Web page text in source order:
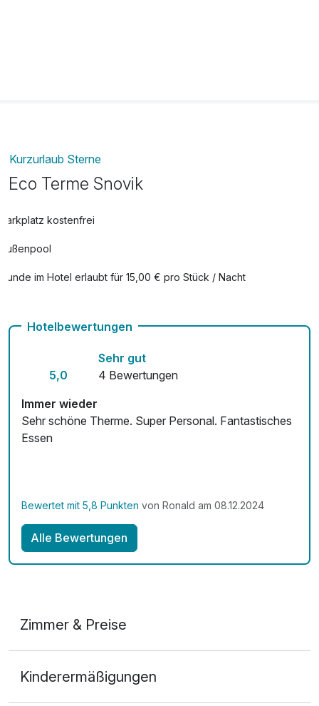
Kurzurlaub Sterne
Eco Terme Snovik
Parkplatz kostenfrei
Außenpool
Hunde im Hotel erlaubt für 15,00 € pro Stück / Nacht
Fahrradverleih
Hotelbewertungen
5,0
Sehr gut
4 Bewertungen
Immer wieder
Sehr schöne Therme. Super Personal. Fantastisches
Essen
Bewertet mit 5,8 Punkten von Ronald am 08.12.2024
Alle Bewertungen
Zimmer & Preise
2 Erwachsene und 2 Kinder
Kinderermäßigungen